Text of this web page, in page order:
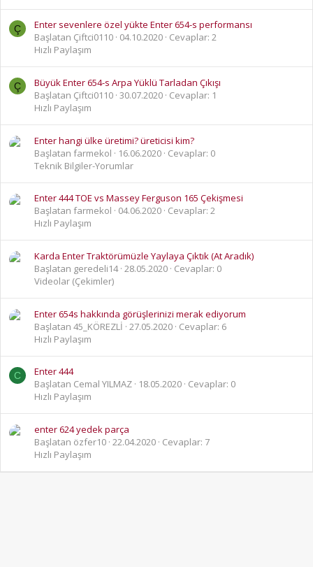
Ç
Enter sevenlere özel yükte Enter 654-s performansı
Başlatan Çiftci0110 04.10.2020 Cevaplar: 2
Hızlı Paylaşım
Ç
Büyük Enter 654-s Arpa Yüklü Tarladan Çıkışı
Başlatan Çiftci0110 30.07.2020 Cevaplar: 1
Hızlı Paylaşım
Enter hangi ülke üretimi? üreticisi kim?
Başlatan farmekol
16.06.2020 Cevaplar: 0
Teknik Bilgiler-Yorumlar
Enter 444 TOE vs Massey Ferguson 165 Çekişmesi
Başlatan farmekol
04.06.2020 Cevaplar: 2
Hızlı Paylaşım
Karda Enter Traktörümüzle Yaylaya Çıktık (At Aradık)
Başlatan geredeli14 28.05.2020 Cevaplar: 0
Videolar (Çekimler)
Enter 654s hakkında görüşlerinizi merak ediyorum
Başlatan 45_KÖREZLİ
27.05.2020 Cevaplar: 6
Hızlı Paylaşım
C
Enter 444
Başlatan Cemal YILMAZ
18.05.2020 Cevaplar: 0
Hızlı Paylaşım
enter 624 yedek parça
Başlatan özfer10 22.04.2020 Cevaplar: 7
Hızlı Paylaşım